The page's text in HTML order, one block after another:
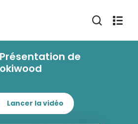
Présentation de
Lancer la vidéo